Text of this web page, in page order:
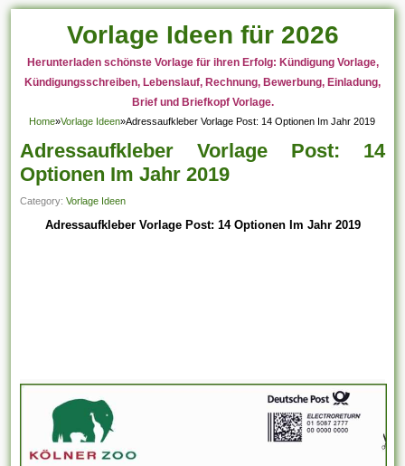
Vorlage Ideen für 2026
Herunterladen schönste Vorlage für ihren Erfolg: Kündigung Vorlage,
Kündigungsschreiben, Lebenslauf, Rechnung, Bewerbung, Einladung,
Brief und Briefkopf Vorlage.
Home»Vorlage Ideen»Adressaufkleber Vorlage Post: 14 Optionen Im Jahr 2019
Adressaufkleber Vorlage Post: 14
Optionen Im Jahr 2019
Category:Vorlage Ideen
Adressaufkleber Vorlage Post: 14 Optionen Im Jahr 2019